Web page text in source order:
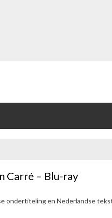
Carré – Blu-ray
ondertiteling en Nederlandse